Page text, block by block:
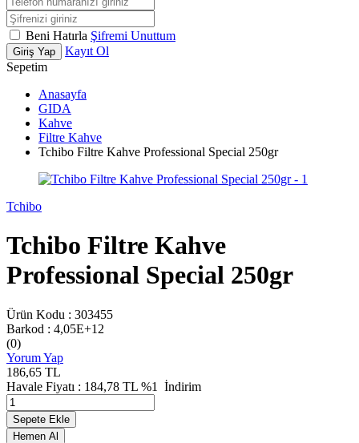
Beni Hatırla Şifremi Unuttum
Giriş Yap
Kayıt Ol
Sepetim
Anasayfa
GIDA
Kahve
Filtre Kahve
Tchibo Filtre Kahve Professional Special 250gr
Tchibo
Tchibo Filtre Kahve
Professional Special 250gr
Ürün Kodu : 303455
Barkod : 4,05E+12
(0)
Yorum Yap
186,65 TL
Havale Fiyatı : 184,78 TL %1 İndirim
Sepete Ekle
Hemen Al